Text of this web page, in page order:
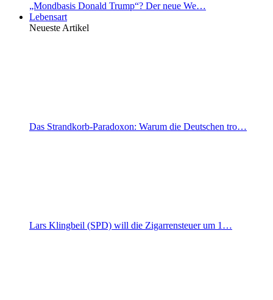
„Mondbasis Donald Trump“? Der neue We…
Lebensart
Neueste Artikel
Das Strandkorb-Paradoxon: Warum die Deutschen tro…
Lars Klingbeil (SPD) will die Zigarrensteuer um 1…